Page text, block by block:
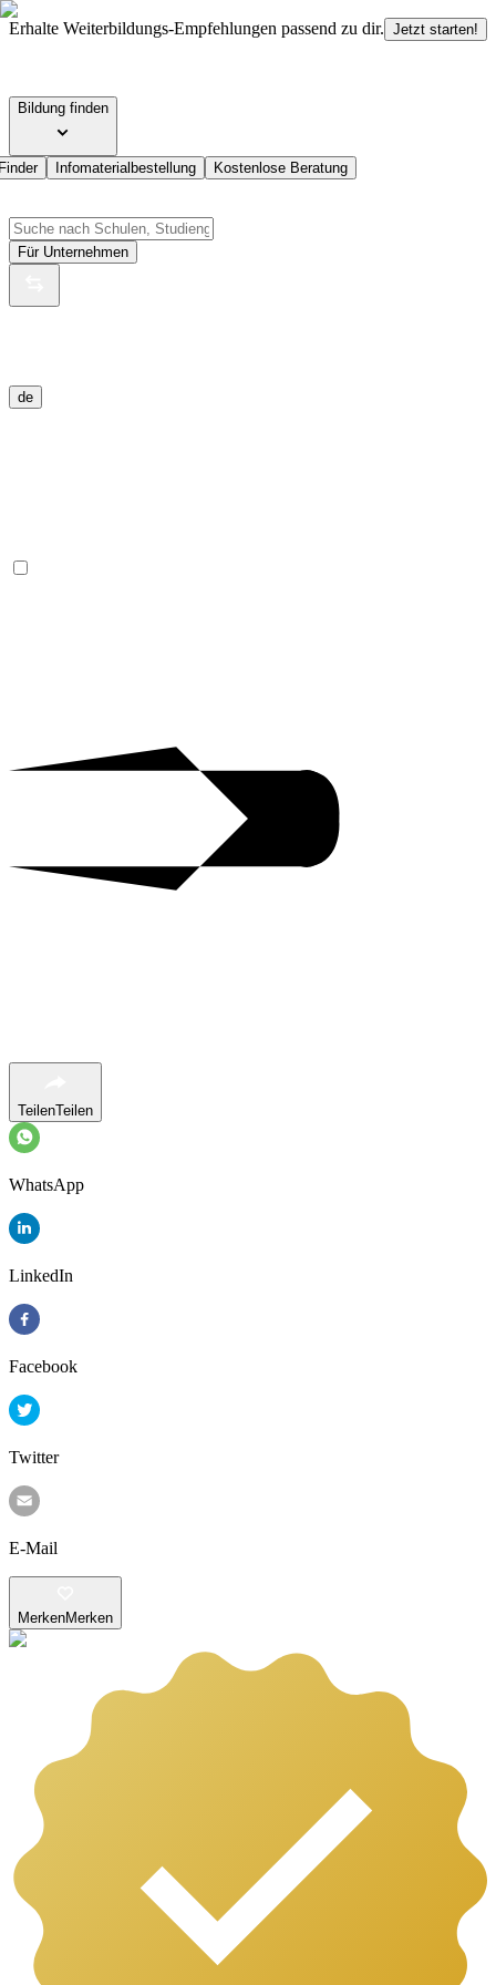
Erhalte Weiterbildungs-Empfehlungen passend zu dir. Jetzt starten!
Bildung finden
Infomaterialbestellung Kostenlose Beratung
Für Unternehmen
de
TeilenTeilen
WhatsApp
LinkedIn
Facebook
Twitter
E-Mail
MerkenMerken